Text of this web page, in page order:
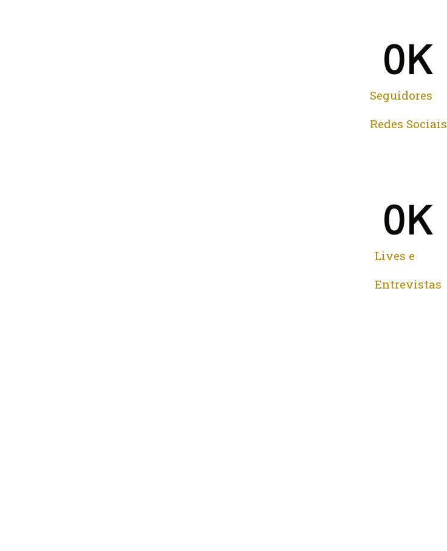
Seguidores
Redes Sociais
0K
Lives e
Entrevistas
0K